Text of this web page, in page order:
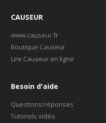
CAUSEUR
www.causeur.fr
Boutique Causeur
Lire Causeur en ligne
Besoin d'aide
Questions/réponses
Tutoriels vidéo